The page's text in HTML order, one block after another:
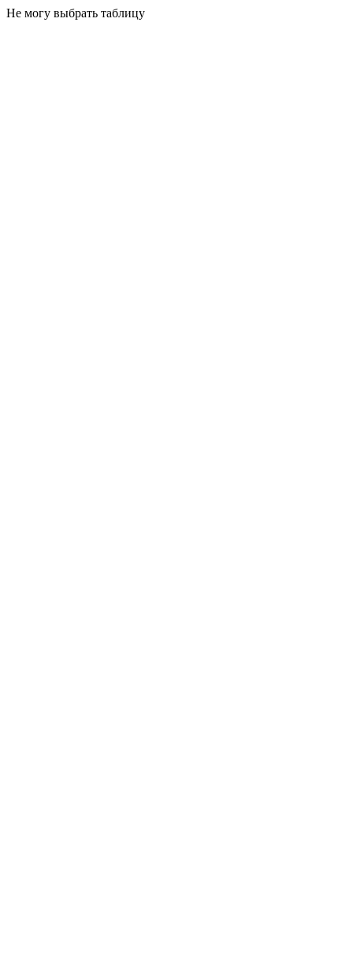
Не могу выбрать таблицу